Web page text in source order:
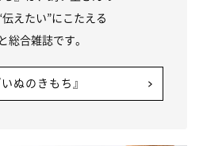
のそばにいる
さをみせます。飼い主さんが泣いて
寄り添っていることも。そんなとき
伝えたい”にこたえる
総合雑誌です。
ぬのきもち』